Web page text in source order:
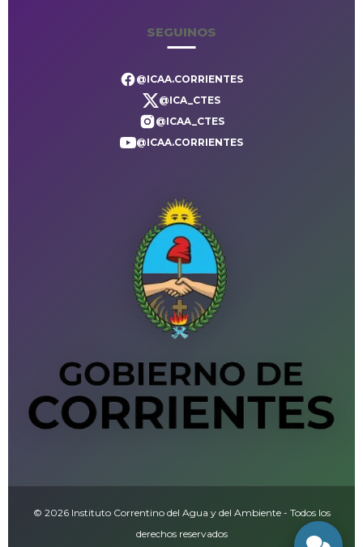
SEGUINOS
@ICAA.CORRIENTES
@ICA_CTES
@ICAA_CTES
@ICAA.CORRIENTES
© 2026 Instituto Correntino del Agua y del Ambiente - Todos los
derechos reservados